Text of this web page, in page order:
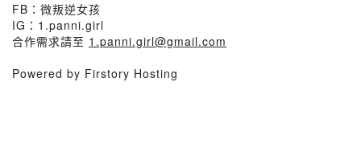
FB：微叛逆女孩
IG：1.panni.girl
合作需求請至 1.panni.girl@gmail.com
Powered by Firstory Hosting